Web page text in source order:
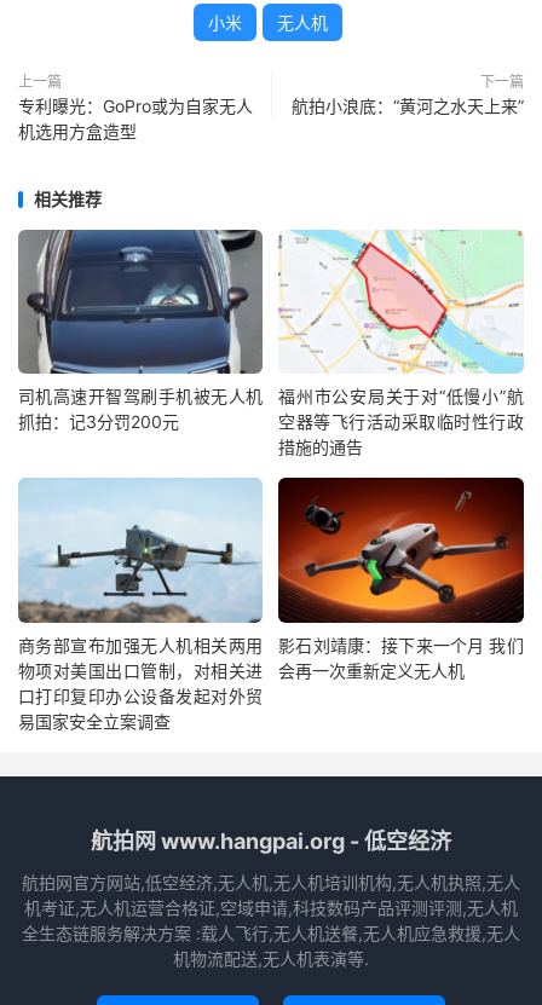
小米 无人机
上一篇
专利曝光：GoPro或为自家无人
机选用方盒造型
下一篇
航拍小浪底：“黄河之水天上来”
相关推荐
司机高速开智驾刷手机被无人机
抓拍：记3分罚200元
福州市公安局关于对“低慢小”航
空器等飞行活动采取临时性行政
措施的通告
商务部宣布加强无人机相关两用
物项对美国出口管制，对相关进
口打印复印办公设备发起对外贸
易国家安全立案调查
影石刘靖康：接下来一个月 我们
会再一次重新定义无人机
航拍网 www.hangpai.org - 低空经济
航拍网官方网站,低空经济,无人机,无人机培训机构,无人机执照,无人
机考证,无人机运营合格证,空域申请,科技数码产品评测评测,无人机
全生态链服务解决方案 :载人飞行,无人机送餐,无人机应急救援,无人
机物流配送,无人机表演等.